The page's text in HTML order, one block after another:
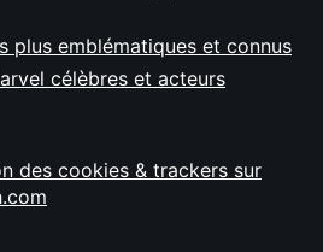
plus emblématiques et connus
célèbres et acteurs
des cookies & trackers sur